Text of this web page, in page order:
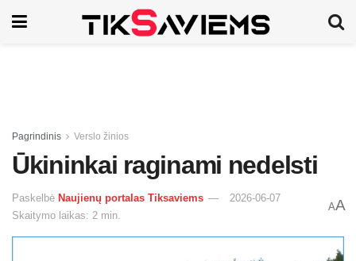
Pagrindinis Verslo žinios
Ūkininkai raginami nedelsti
Paskelbė Naujienų portalas Tiksaviems
2026-06-07
Skaitymo laikas: 2 min.
AA